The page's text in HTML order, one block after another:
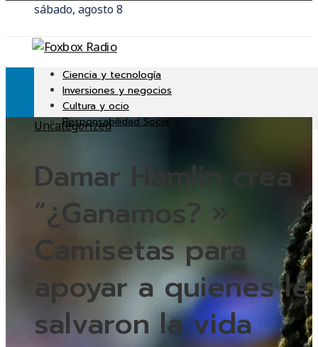
sábado, agosto 8
Ciencia y tecnología
Inversiones y negocios
Cultura y ocio
Responsabilidad Social
Uncategorized
Damar Hamlin crea
“¿Ganamos? »
Camisetas para
apoyar a quienes le
salvaron la vida